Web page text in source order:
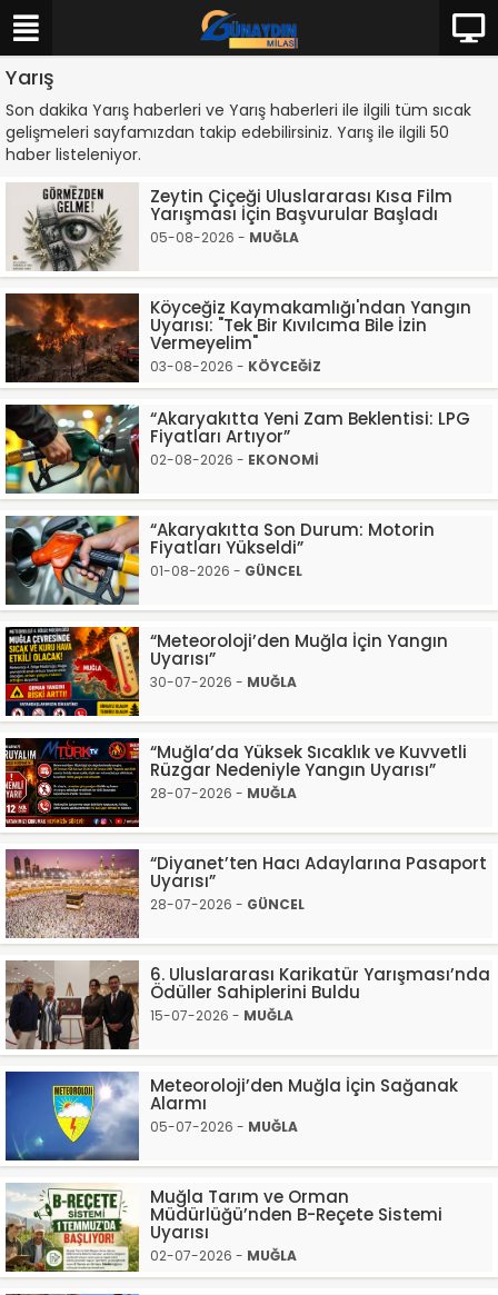
Yarış
Son dakika Yarış haberleri ve Yarış haberleri ile ilgili tüm sıcak
gelişmeleri sayfamızdan takip edebilirsiniz. Yarış ile ilgili 50
haber listeleniyor.
Zeytin Çiçeği Uluslararası Kısa Film
Yarışması İçin Başvurular Başladı
05-08-2026 - MUĞLA
Köyceğiz Kaymakamlığı'ndan Yangın
Uyarısı: "Tek Bir Kıvılcıma Bile İzin
Vermeyelim"
03-08-2026 - KÖYCEĞİZ
“Akaryakıtta Yeni Zam Beklentisi: LPG
Fiyatları Artıyor”
02-08-2026 - EKONOMİ
“Akaryakıtta Son Durum: Motorin
Fiyatları Yükseldi”
01-08-2026 - GÜNCEL
“Meteoroloji’den Muğla İçin Yangın
Uyarısı”
30-07-2026 - MUĞLA
“Muğla’da Yüksek Sıcaklık ve Kuvvetli
Rüzgar Nedeniyle Yangın Uyarısı”
28-07-2026 - MUĞLA
“Diyanet’ten Hacı Adaylarına Pasaport
Uyarısı”
28-07-2026 - GÜNCEL
6. Uluslararası Karikatür Yarışması’nda
Ödüller Sahiplerini Buldu
15-07-2026 - MUĞLA
Meteoroloji’den Muğla İçin Sağanak
Alarmı
05-07-2026 - MUĞLA
Muğla Tarım ve Orman
Müdürlüğü’nden B-Reçete Sistemi
Uyarısı
02-07-2026 - MUĞLA